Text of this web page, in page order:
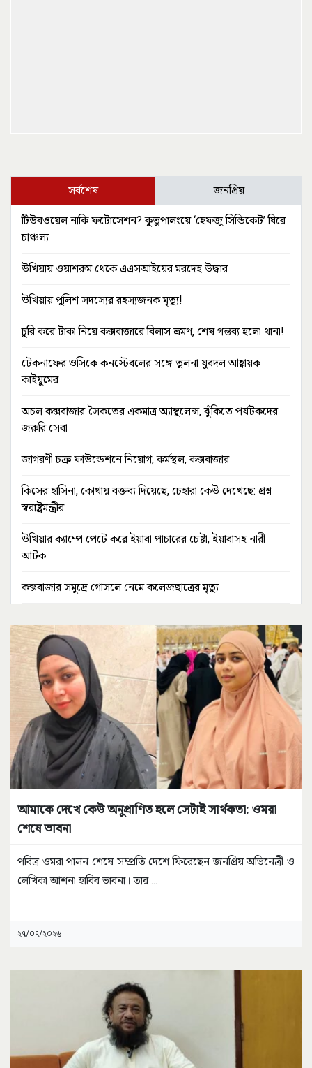
সর্বশেষ জনপ্রিয়
টিউবওয়েল নাকি ফটোসেশন? কুতুপালংয়ে ‘হেফজু সিন্ডিকেট’ ঘিরে
চাঞ্চল্য
উখিয়ায় ওয়াশরুম থেকে এএসআইয়ের মরদেহ উদ্ধার
উখিয়ায় পুলিশ সদস্যের রহস্যজনক মৃত্যু!
চুরি করে টাকা নিয়ে কক্সবাজারে বিলাস ভ্রমণ, শেষ গন্তব্য হলো থানা!
টেকনাফের ওসিকে কনস্টেবলের সঙ্গে তুলনা যুবদল আহ্বায়ক
কাইয়ুমের
অচল কক্সবাজার সৈকতের একমাত্র অ্যাম্বুলেন্স, ঝুঁকিতে পর্যটকদের
জরুরি সেবা
জাগরণী চক্র ফাউন্ডেশনে নিয়োগ, কর্মস্থল, কক্সবাজার
কিসের হাসিনা, কোথায় বক্তব্য দিয়েছে, চেহারা কেউ দেখেছে: প্রশ্ন
স্বরাষ্ট্রমন্ত্রীর
উখিয়ার ক্যাম্পে পেটে করে ইয়াবা পাচারের চেষ্টা, ইয়াবাসহ নারী
আটক
কক্সবাজার সমুদ্রে গোসলে নেমে কলেজছাত্রের মৃত্যু
আমাকে দেখে কেউ অনুপ্রাণিত হলে সেটাই সার্থকতা: ওমরা
শেষে ভাবনা
পবিত্র ওমরা পালন শেষে সম্প্রতি দেশে ফিরেছেন জনপ্রিয় অভিনেত্রী ও
লেখিকা আশনা হাবিব ভাবনা। তার...
২৭/০৭/২০২৬